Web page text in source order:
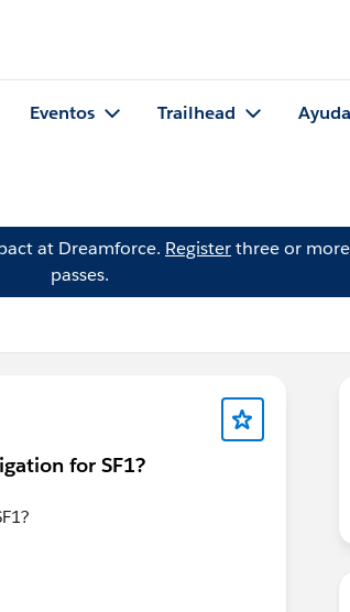
Eventos Trailhead Ayuda
at Dreamforce. Registerthree or
passes.
for SF1?